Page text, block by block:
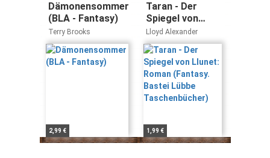
Dämonensommer
(BLA - Fantasy)
Terry Brooks
2,99 €
Taran - Der
Spiegel von
Llunet: Roman
(Fantasy. Bastei
Lübbe
Taschenbücher)
Lloyd Alexander
1,99 €